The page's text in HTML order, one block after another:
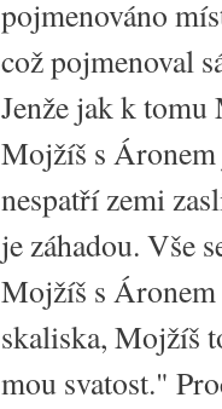
pojmenováno
což pojmenoval
Jenže jak k
Mojžíš s Áronem
nespatří zemi
je záhadou. Vše
Mojžíš s
skaliska, Mojžíš
mou svatost."